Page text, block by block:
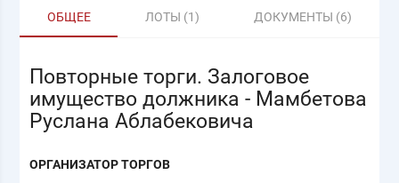
ОБЩЕЕ ЛОТЫ (1) ДОКУМЕНТЫ (6)
Повторные торги. Залоговое
имущество должника - Мамбетова
Руслана Аблабековича
ОРГАНИЗАТОР ТОРГОВ